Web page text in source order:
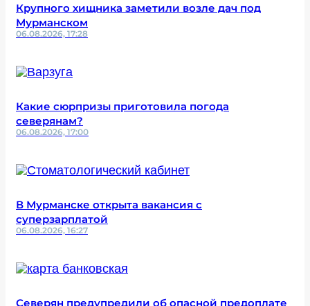
Крупного хищника заметили возле дач под
Мурманском
06.08.2026, 17:28
Какие сюрпризы приготовила погода
северянам?
06.08.2026, 17:00
В Мурманске открыта вакансия с
суперзарплатой
06.08.2026, 16:27
Северян предупредили об опасной предоплате